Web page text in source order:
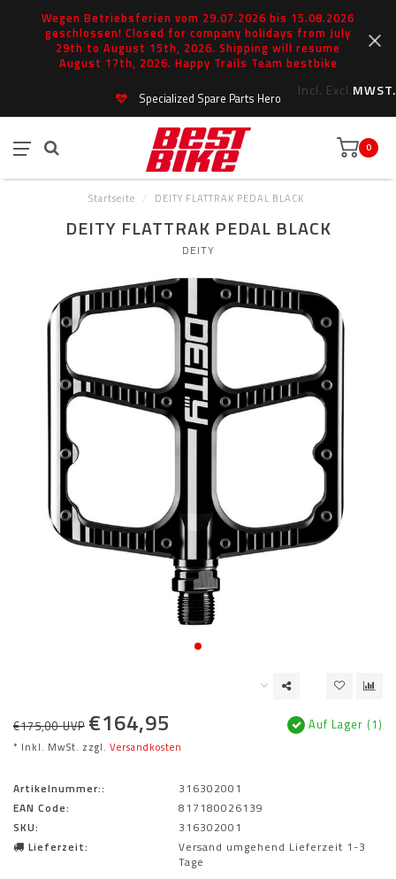
Wegen Betriebsferien vom 29.07.2026 bis 15.08.2026
geschlossen! Closed for company holidays from July
29th to August 15th, 2026. Shipping will resume
August 17th, 2026. Happy Trails Team bestbike
Incl. Excl.MWST.
Specialized Spare Parts Hero
0
Startseite / DEITY FLATTRAK PEDAL BLACK
DEITY FLATTRAK PEDAL BLACK
DEITY
€175,00 UVP €164,95
* Inkl. MwSt. zzgl. Versandkosten
Auf Lager (1)
Artikelnummer::
316302001
EAN Code:
817180026139
SKU:
316302001
Lieferzeit:
Versand umgehend Lieferzeit 1-3
Tage